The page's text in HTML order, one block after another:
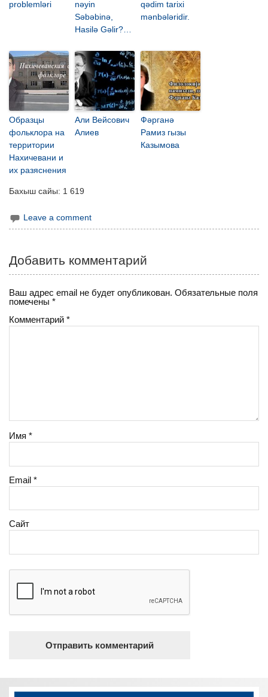
problemləri
nəyin
Səbəbinə,
Hasilə Gəlir?…
qədim tarixi
mənbələridir.
Образцы
фольклора на
территории
Нахичевани и
их разяснения
Али Вейсович
Алиев
Фәрганә
Рамиз гызы
Казымова
Бахыш сайы: 1 619
Leave a comment
Добавить комментарий
Ваш адрес email не будет опубликован. Обязательные поля
помечены*
Комментарий*
Имя*
Email*
Сайт